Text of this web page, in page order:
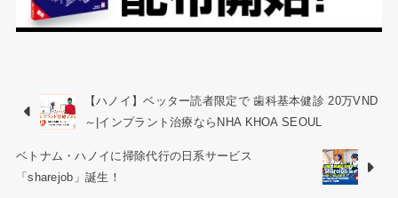
【ハノイ】ベッター読者限定で 歯科基本健診 20万VND
～|インプラント治療ならNHA KHOA SEOUL
ベトナム・ハノイに掃除代行の日系サービス
「sharejob」誕生！